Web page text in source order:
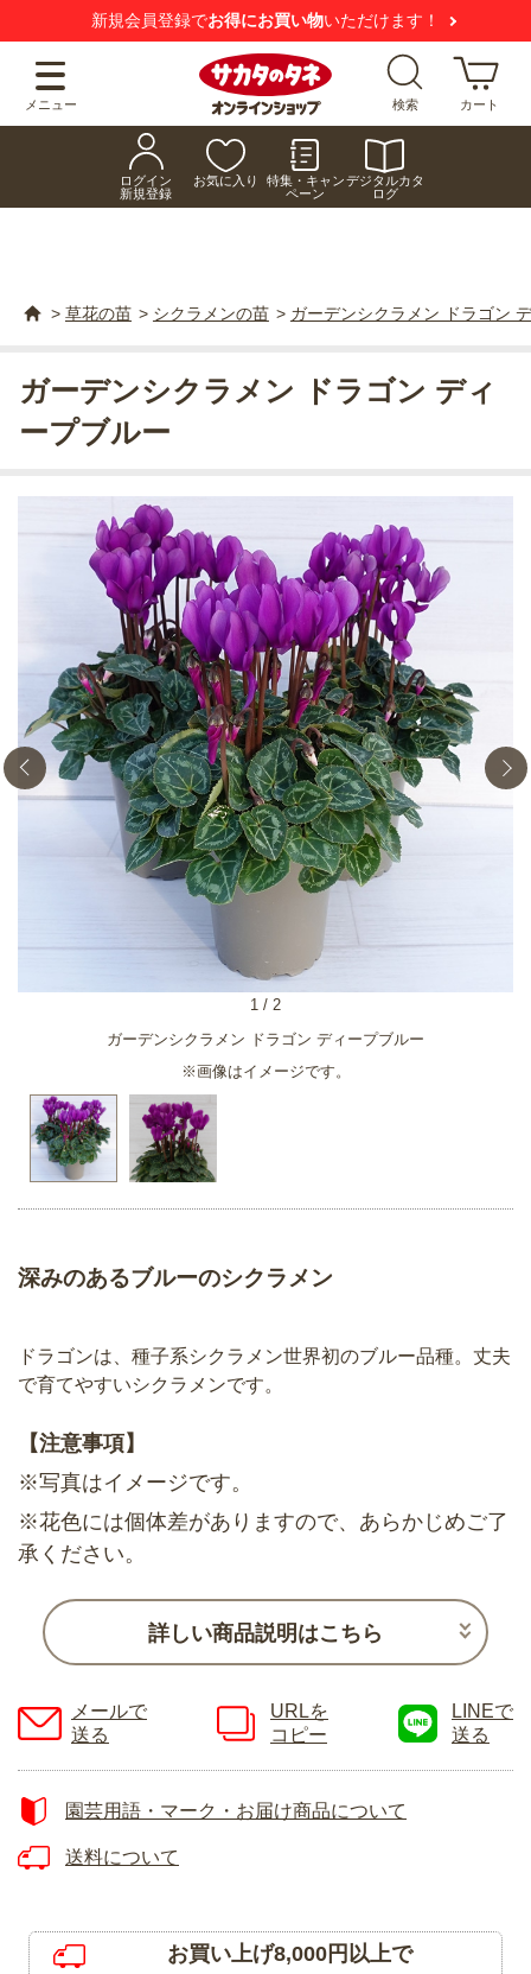
新規会員登録でお得にお買い物いただけます！
メニュー 検索 カート
ログイン
新規登録
お気に入り
特集・キャン
ペーン
デジタルカタ
ログ
> 草花の苗 > シクラメンの苗 > ガーデンシクラメン ドラゴン
ガーデンシクラメン ドラゴン ディープブルー
※画像はイメージです。
1 / 2
ガーデンシクラメン ドラゴン ディ
ープブルー
深みのあるブルーのシクラメン
ドラゴンは、種子系シクラメン世界初のブルー品種。丈夫
で育てやすいシクラメンです。
【注意事項】
※写真はイメージです。
※花色には個体差がありますので、あらかじめご了
承ください。
詳しい商品説明はこちら
メールで
送る
URLを
コピー
LINEで
送る
園芸用語・マーク・お届け商品について
送料について
お買い上げ8,000円以上で